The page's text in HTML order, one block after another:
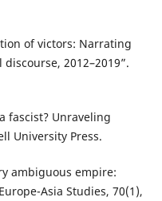
of victors: Narrating
2012–2019”.
fascist? Unraveling
University Press.
ambiguous empire:
Asia Studies, 70(1),